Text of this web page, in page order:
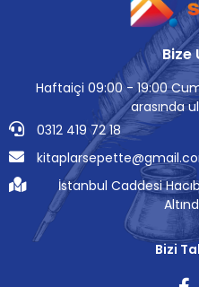
Bize
Haftaiçi 09:00 - 19:00
arasında
0312 419 72 18
İstanbul Caddesi
Bizi